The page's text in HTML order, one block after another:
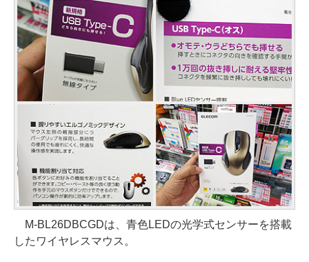
M-BL26DBCGDは、青色LEDの光学式センサーを搭載
したワイヤレスマウス。